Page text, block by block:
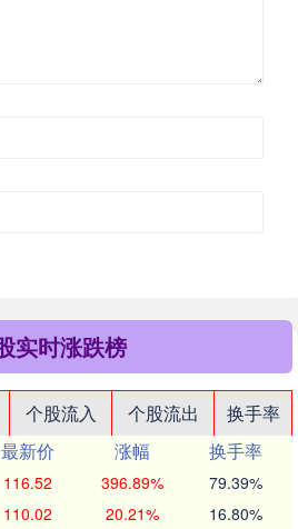
实时涨跌榜
个股流入 个股流出
换手率
最新价 涨幅
换手率
116.52 396.89% 79.39%
110.02 20.21% 16.80%